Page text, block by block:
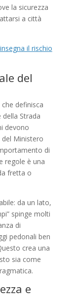
la sicurezza
a città
il rischio
del
definisca
della Strada
devono
del Ministero
di
regole è una
fretta o
da un lato,
spinge molti
di
pedonali ben
crea una
sia come
e